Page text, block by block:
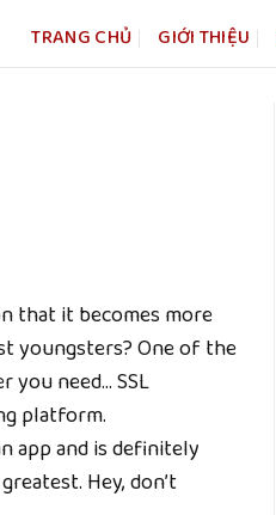
TRANG CHỦ GIỚI THIỆU
that it becomes more
youngsters? One of the
need… SSL
platform.
app and is definitely
Hey, don’t